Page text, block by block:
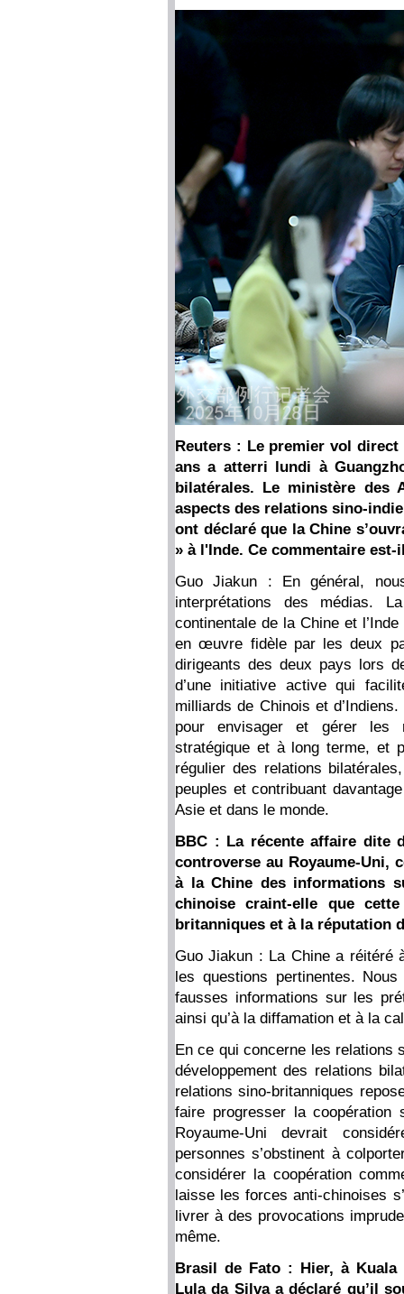
Reuters : Le premier vol
ans a atterri lundi à
bilatérales. Le ministère des
aspects des relations sino-
ont déclaré que la Chine
» à l'Inde. Ce commentaire
Guo Jiakun : En général,
interprétations des médias.
continentale de la Chine et
en œuvre fidèle par les deux
dirigeants des deux pays lors
d’une initiative active qui
milliards de Chinois et
pour envisager et gérer les
stratégique et à long terme, et
régulier des relations
peuples et contribuant
Asie et dans le monde.
BBC : La récente affaire dite
controverse au Royaume-Uni,
à la Chine des informations
chinoise craint-elle que
britanniques et à la réputation
Guo Jiakun : La Chine a réitéré
les questions pertinentes.
fausses informations sur les
ainsi qu’à la diffamation et à la
En ce qui concerne les relations
développement des relations
relations sino-britanniques
faire progresser la coopération
Royaume-Uni devrait
personnes s’obstinent à
considérer la coopération
laisse les forces anti-chinoises
livrer à des provocations
même.
Brasil de Fato : Hier, à
Lula da Silva a déclaré qu’il